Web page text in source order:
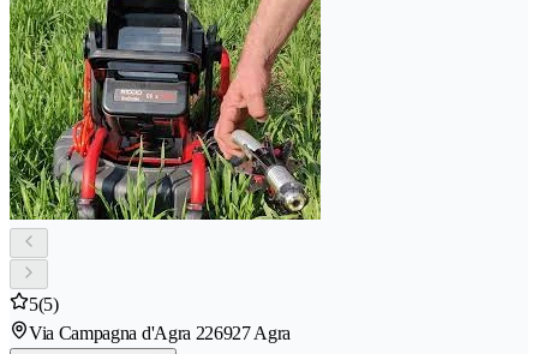
5(5)
Via Campagna d'Agra 226927 Agra